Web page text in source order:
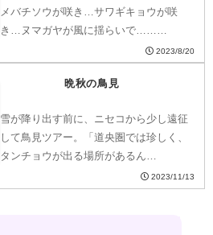
メバチソウが咲き…サワギキョウが咲
き…ヌマガヤが風に揺らいで………
2023/8/20
晩秋の鳥見
雪が降り出す前に、ニセコから少し遠征
して鳥見ツアー。「道央圏では珍しく、
タンチョウが出る場所があるん…
2023/11/13